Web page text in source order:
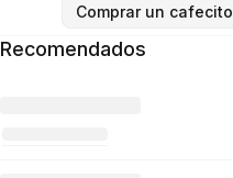
Comprar un cafecito
Recomendados